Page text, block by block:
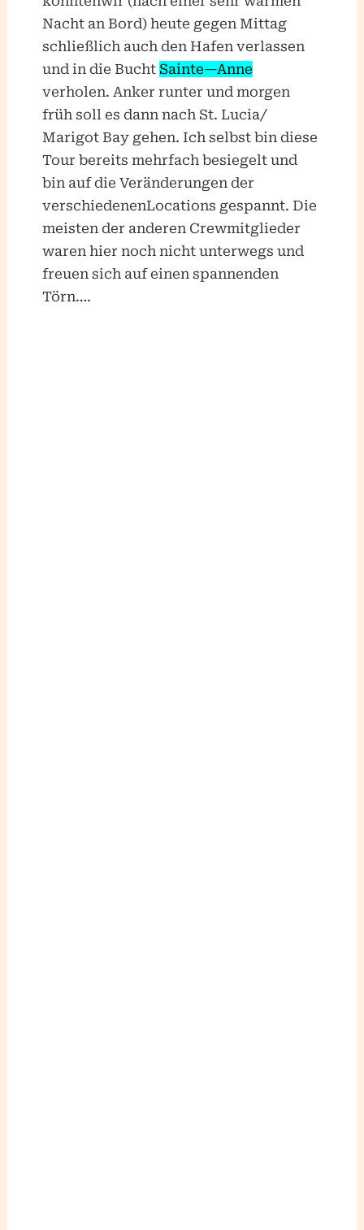
Nacht an Bord) heute gegen Mittag
schließlich auch den Hafen verlassen
und in die Bucht Sainte—Anne
verholen. Anker runter und morgen
früh soll es dann nach St. Lucia/
Marigot Bay gehen. Ich selbst bin diese
Tour bereits mehrfach besiegelt und
bin auf die Veränderungen der
verschiedenenLocations gespannt. Die
meisten der anderen Crewmitglieder
waren hier noch nicht unterwegs und
freuen sich auf einen spannenden
Törn….